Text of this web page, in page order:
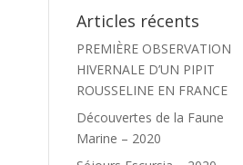
Articles récents
PREMIÈRE OBSERVATION
HIVERNALE D’UN PIPIT
ROUSSELINE EN FRANCE
Découvertes de la Faune
Marine – 2020